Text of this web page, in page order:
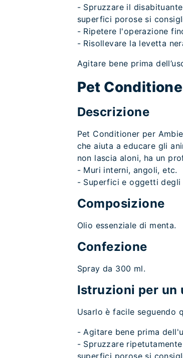
- Spruzzare il
superfici porose si
- Ripetere l'operazione
- Risollevare la levetta
Agitare bene prima
Pet
Descrizione
Pet Conditioner per
che aiuta a educare gli
non lascia aloni, ha un
- Muri interni, angoli, etc.
- Superfici e oggetti degli
Composizione
Olio essenziale di menta.
Confezione
Spray da 300 ml.
Istruzioni per un
Usarlo è facile seguendo
- Agitare bene prima
- Spruzzare
superfici porose si